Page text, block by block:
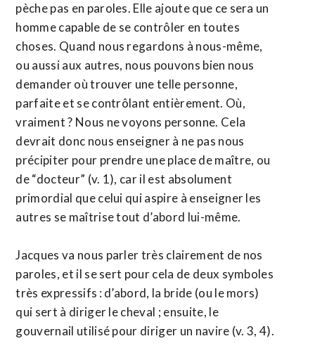
pèche pas en paroles. Elle ajoute que ce sera un
homme capable de se contrôler en toutes
choses. Quand nous regardons à nous-même,
ou aussi aux autres, nous pouvons bien nous
demander où trouver une telle personne,
parfaite et se contrôlant entièrement. Où,
vraiment ? Nous ne voyons personne. Cela
devrait donc nous enseigner à ne pas nous
précipiter pour prendre une place de maître, ou
de “docteur” (v. 1), car il est absolument
primordial que celui qui aspire à enseigner les
autres se maîtrise tout d’abord lui-même.
Jacques va nous parler très clairement de nos
paroles, et il se sert pour cela de deux symboles
très expressifs : d’abord, la bride (ou le mors)
qui sert à diriger le cheval ; ensuite, le
gouvernail utilisé pour diriger un navire (v. 3, 4).